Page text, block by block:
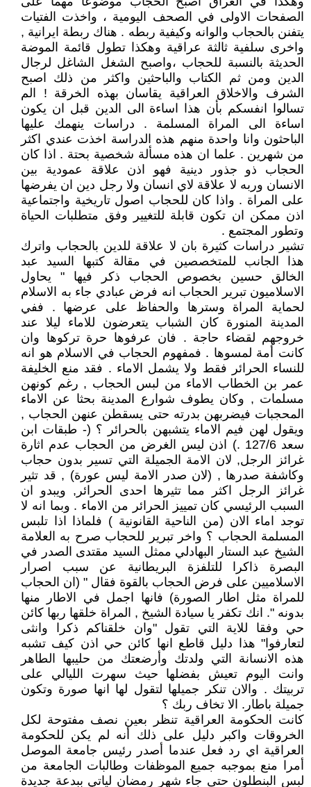
الصفحات الاولى في الصحف اليومية ، واخذت الفتيات
يتفنن بالحجاب والوانه وكيفية ربطه . هناك ربطة ايرانية ,
واخرى سلفية ثالثة عراقية وهكذا تطول قائمة الموضة
الحديثة بالنسبة للحجاب ،واصبح الشغل الشاغل لرجال
الدين ومن ثم الكتاب والباحثين واكثر من ذلك اصبح
الشرف والاخلاق العراقية يقاسان بهذه الخرقة ! الم
تسالوا انفسكم بأن هذا اساءة الى الدين قبل ان يكون
اساءة الى المراة المسلمة . دراسات ينهمك عليها
الباحثون وانا واحدة منهم هذه الدراسة اخذت عندي اكثر
من شهرين . علما ان هذه مسألة شخصية بحتة . اذا كان
الحجاب ذو جذور دينية فهو اذن علاقة عمودية بين
الانسان وربه لا علاقة لاي انسان ولا رجل دين ان يفرضها
على المراة . واذا كان للحجاب اصول تاريخية واجتماعية
اذن ممكن ان تكون قابلة للتغيير وفق متطلبات الحياة
وتطور المجتمع .
تشير دراسات كثيرة بان لا علاقة للدين بالحجاب واترك
هذا الجانب للمتخصصين في مقالة كتبها السيد عبد
الخالق حسين بخصوص الحجاب ذكر فيها " يحاول
الاسلاميون تبرير الحجاب انه فرض عبادي جاء به الاسلام
لحماية المراة وسترها والحفاظ على عرضها . ففي
المدينة المنورة كان الشباب يتعرضون للاماء ليلا عند
خروجهم لقضاء حاجة . فان عرفوها حرة تركوها وان
كانت أمة لمسوها . فمفهوم الحجاب في الاسلام هو انه
للنساء الحرائر فقط ولا يشمل الاماء . فقد منع الخليفة
عمر بن الخطاب الاماء من لبس الحجاب , رغم كونهن
مسلمات , وكان يطوف شوارع المدينة بحثا عن الاماء
المحجبات فيضربهن بدرته حتى يسقطن عنهن الحجاب ,
ويقول لهن فيم الاماء يتشبهن بالحرائر ؟ (- طبقات ابن
سعد 127/6 .) اذن ليس الغرض من الحجاب عدم اثارة
غرائز الرجل, لان الامة الجميلة التي تسير بدون حجاب
وكاشفة صدرها , (لان صدر الامة ليس عورة) , قد تثير
غرائز الرجل اكثر مما تثيرها احدى الحرائر, ويبدو ان
السبب الرئيسي كان تمييز الحرائر من الاماء . وبما انه لا
توجد اماء الان (من الناحية القانونية ) فلماذا اذا تلبس
المسلمة الحجاب ؟ واخر تبرير للحجاب صرح به العلامة
الشيخ عبد الستار البهادلي ممثل السيد مقتدى الصدر في
البصرة ذاكرا للتلفزة البريطانية عن سبب اصرار
الاسلاميين على فرض الحجاب بالقوة فقال " (ان الحجاب
للمراة مثل اطار الصورة) فانها اجمل في الاطار منها
بدونه ". انك تكفر يا سيادة الشيخ , المراة خلقها ربها كائن
حي وفقا للاية التي تقول "وان خلقناكم ذكرا وانثى
لتعارفوا" هذا دليل قاطع انها كائن حي اذن كيف تشبه
هذه الانسانة التي ولدتك وأرضعتك من حليبها الطاهر
وانت اليوم تعيش بفضلها حيث سهرت الليالي على
تربيتك . والان تنكر جميلها لتقول لها انها صورة وتكون
جميلة باطار. الا تخاف ربك ؟
كانت الحكومة العراقية تنظر بعين نصف مفتوحة لكل
الخروقات واكبر دليل على ذلك أنه لم يكن للحكومة
العراقية اي رد فعل عندما أصدر رئيس جامعة الموصل
أمرا منع بموجبه جميع الموظفات وطالبات الجامعة من
لبس البنطلون حتى جاء شهر رمضان لياتي ببدعة جديدة